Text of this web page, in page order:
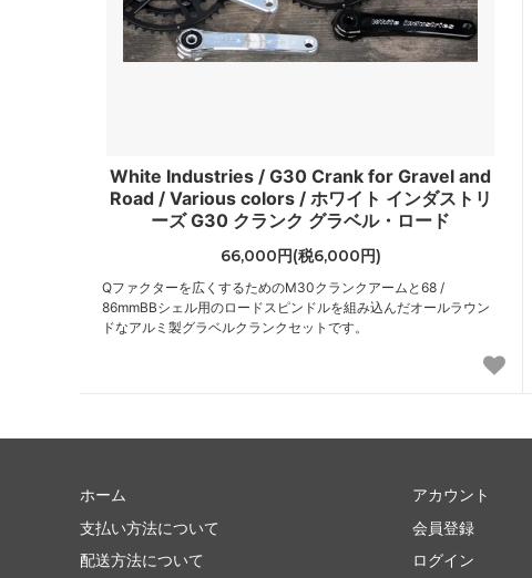
White Industries / G30 Crank for Gravel and
Road / Various colors / ホワイト インダストリ
ーズ G30 クランク グラベル・ロード
66,000円(税6,000円)
Qファクターを広くするためのM30クランクアームと68 /
86mmBBシェル用のロードスピンドルを組み込んだオールラウン
ドなアルミ製グラベルクランクセットです。
ホーム
支払い方法について
配送方法について
アカウント
会員登録
ログイン